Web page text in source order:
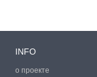
INFO
о проекте